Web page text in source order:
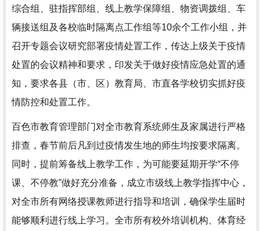
综合组、驻指挥部组、线上教学保障组、物资调拨组、车
辆接送组及各校临时隔离点工作组等10余个工作小组，并
召开专题会议研究部署疫情处置工作，传达上级关于疫情
处置的会议精神和要求，印发关于做好疫情应急处置的通
知，要求各县（市、区）教育局、市直各学校切实抓好疫
情防控和处置工作。
百色市教育管理部门对全市教育系统师生及家属进行严格
排查，春节前后凡到过疫情发生地的师生均按要求隔离。
同时，提前筹备线上教学工作，为可能要延期开学“不停
课、不停教”做好充分准备，成立市级线上教学指挥中心，
对全市所有网络授课教师进行指导和培训，确保学生届时
能够顺利进行线上学习。全市所有校外培训机构、体育经